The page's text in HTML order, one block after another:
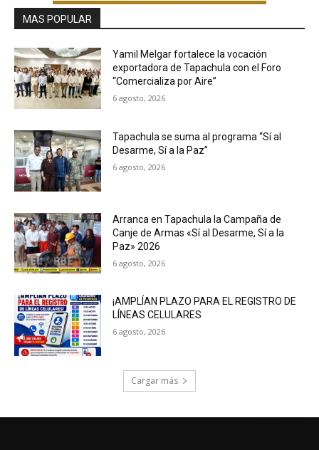
MAS POPULAR
Yamil Melgar fortalece la vocación
exportadora de Tapachula con el Foro
“Comercializa por Aire”
6 agosto, 2026
Tapachula se suma al programa “Sí al
Desarme, Sí a la Paz”
6 agosto, 2026
Arranca en Tapachula la Campaña de
Canje de Armas «Sí al Desarme, Sí a la
Paz» 2026
6 agosto, 2026
¡AMPLÍAN PLAZO PARA EL REGISTRO DE
LÍNEAS CELULARES
6 agosto, 2026
Cargar más